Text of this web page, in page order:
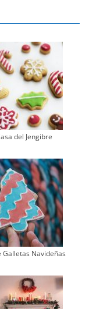
del Jengibre
Galletas Navideñas